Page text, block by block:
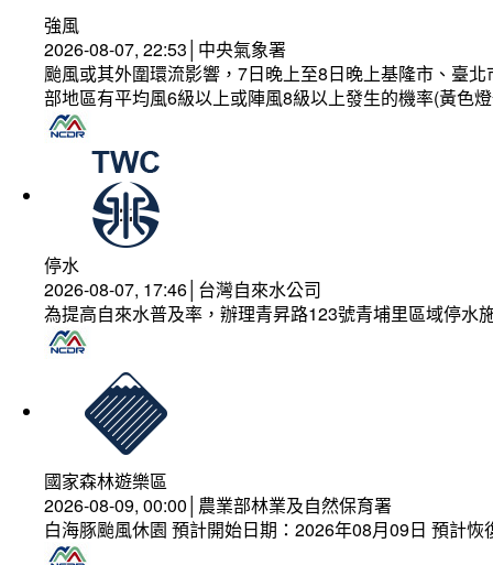
強風
2026-08-07, 22:53│中央氣象署
颱風或其外圍環流影響，7日晚上至8日晚上基隆市、臺
部地區有平均風6級以上或陣風8級以上發生的機率(黃色
停水
2026-08-07, 17:46│台灣自來水公司
為提高自來水普及率，辦理青昇路123號青埔里區域停水
國家森林遊樂區
2026-08-09, 00:00│農業部林業及自然保育署
白海豚颱風休園 預計開始日期：2026年08月09日 預計